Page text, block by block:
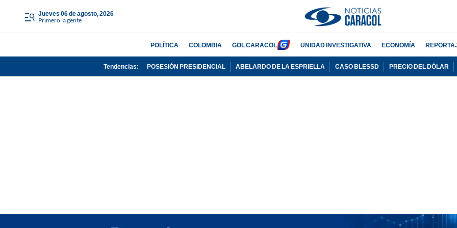
jueves 06 de agosto, 2026
Primero la gente
POLÍTICA COLOMBIA GOL CARACOL UNIDAD INVESTIGATIVA ECONOMÍA
Tendencias: POSESIÓN PRESIDENCIAL ABELARDO DE LA ESPRIELLA CASO BLESSD PRECIO DEL DÓLAR